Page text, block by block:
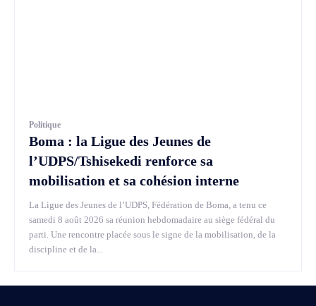
Politique
Boma : la Ligue des Jeunes de
l’UDPS/Tshisekedi renforce sa
mobilisation et sa cohésion interne
La Ligue des Jeunes de l’UDPS, Fédération de Boma, a tenu ce
samedi 8 août 2026 sa réunion hebdomadaire au siège fédéral du
parti. Une rencontre placée sous le signe de la mobilisation, de la
discipline et de la...